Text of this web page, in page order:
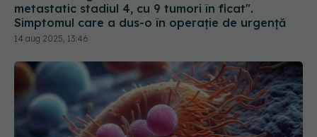
metastatic stadiul 4, cu 9 tumori în ficat".
Simptomul care a dus-o în operație de urgență
14 aug 2025, 13:46